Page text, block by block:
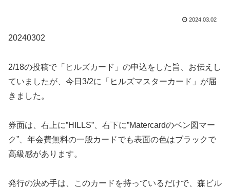
2024.03.02
20240302
2/18の投稿で「ヒルズカード」の申込をした旨、お伝えし
ていましたが、今日3/2に「ヒルズマスターカード」が届
きました。
券面は、右上に”HILLS”、右下に”Matercardのベン図 マー
ク”、年会費無料の一般カードでも表面の色はブラックで
高級感があり ます。
発行の決め手は、このカードを持っているだけで、森ビル